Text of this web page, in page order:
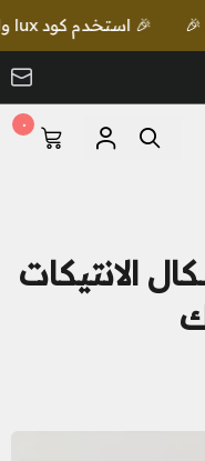
🎉 استخدم كود lux واحصل على خصم إضافي مع شحن مجاني للطلبات بقيمة 649 ريال 🎉
٠
الانتيكات